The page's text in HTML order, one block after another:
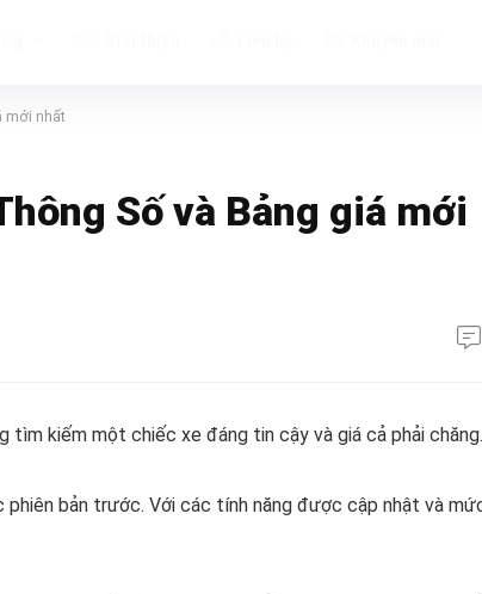
mới nhất
Số và Bảng giá mới
tìm kiếm một chiếc xe đáng tin cậy và giá cả phải chăng.
bản trước. Với các tính năng được cập nhật và